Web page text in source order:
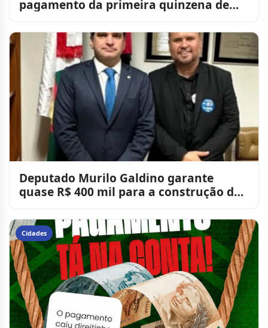
pagamento da primeira quinzena de
Deputado Murilo Galdino garante
quase R$ 400 mil para a construção de
Cidades